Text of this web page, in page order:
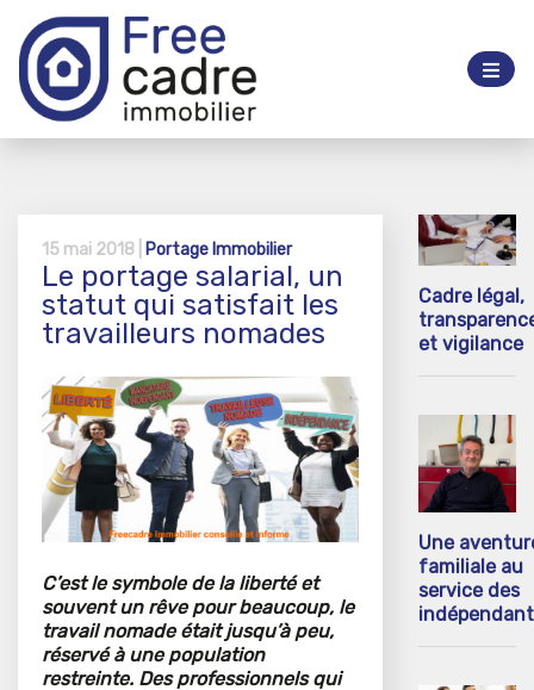
15 mai 2018 | Portage Immobilier
Le portage salarial, un
statut qui satisfait les
travailleurs nomades
C’est le symbole de la liberté et
souvent un rêve pour beaucoup, le
travail nomade était jusqu’à peu,
réservé à une population
restreinte. Des professionnels qui
Cadre légal,
et vigilance
Une
familiale au
service des